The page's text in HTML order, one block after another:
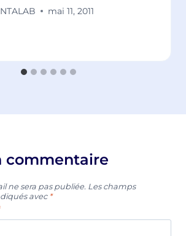
mai 11, 2011
commentaire
ne sera pas publiée. Les champs
avec *